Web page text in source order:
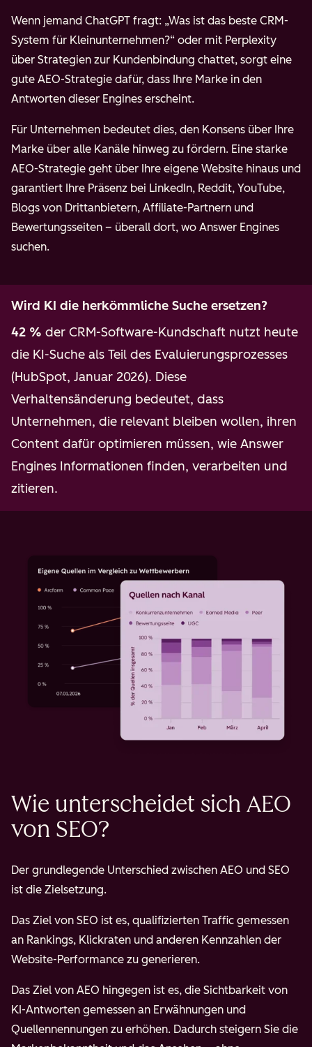
Wenn jemand ChatGPT fragt: „Was ist das beste CRM-
System für Kleinunternehmen?“ oder mit Perplexity
über Strategien zur Kundenbindung chattet, sorgt eine
gute AEO-Strategie dafür, dass Ihre Marke in den
Antworten dieser Engines erscheint.
Für Unternehmen bedeutet dies, den Konsens über Ihre
Marke über alle Kanäle hinweg zu fördern. Eine starke
AEO-Strategie geht über Ihre eigene Website hinaus und
garantiert Ihre Präsenz bei LinkedIn, Reddit, YouTube,
Blogs von Drittanbietern, Affiliate-Partnern und
Bewertungsseiten – überall dort, wo Answer Engines
suchen.
Wird KI die herkömmliche Suche ersetzen?
42 % der CRM-Software-Kundschaft nutzt heute
die KI-Suche als Teil des Evaluierungsprozesses
(HubSpot, Januar 2026). Diese
Verhaltensänderung bedeutet, dass
Unternehmen, die relevant bleiben wollen, ihren
Content dafür optimieren müssen, wie Answer
Engines Informationen finden, verarbeiten und
zitieren.
Wie unterscheidet sich AEO
von SEO?
Der grundlegende Unterschied zwischen AEO und SEO
ist die Zielsetzung.
Das Ziel von SEO ist es, qualifizierten Traffic gemessen
an Rankings, Klickraten und anderen Kennzahlen der
Website-Performance zu generieren.
Das Ziel von AEO hingegen ist es, die Sichtbarkeit von
KI-Antworten gemessen an Erwähnungen und
Quellennennungen zu erhöhen. Dadurch steigern Sie die